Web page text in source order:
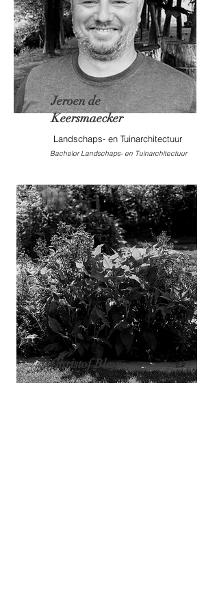
Jeroen de
Keersmaecker
Landschaps- en Tuinarchitectuur
Bachelor Landschaps- en Tuinarchitectuur
Christof Bleys
Architectuur